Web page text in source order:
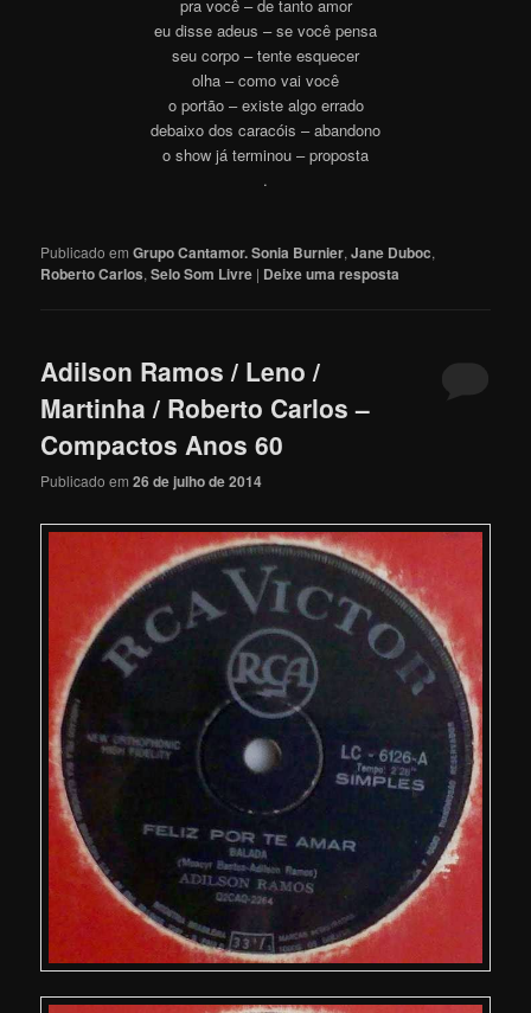
pra você – de tanto amor
eu disse adeus – se você pensa
seu corpo – tente esquecer
olha – como vai você
o portão – existe algo errado
debaixo dos caracóis – abandono
o show já terminou – proposta
.
Publicado em Grupo Cantamor. Sonia Burnier,Jane Duboc,
Roberto Carlos,Selo Som Livre | Deixe uma resposta
Adilson Ramos / Leno /
Martinha / Roberto Carlos –
Compactos Anos 60
Publicado em26 de julho de 2014